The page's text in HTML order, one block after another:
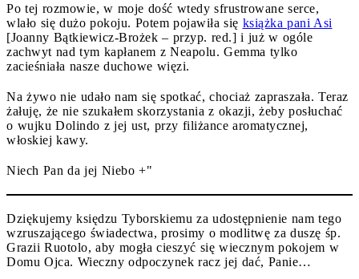
Po tej rozmowie, w moje dość wtedy sfrustrowane serce,
wlało się dużo pokoju. Potem pojawiła się książka pani Asi
[Joanny Bątkiewicz-Brożek – przyp. red.] i już w ogóle
zachwyt nad tym kapłanem z Neapolu. Gemma tylko
zacieśniała nasze duchowe więzi.
Na żywo nie udało nam się spotkać, chociaż zapraszała. Teraz
żałuję, że nie szukałem skorzystania z okazji, żeby posłuchać
o wujku Dolindo z jej ust, przy filiżance aromatycznej,
włoskiej kawy.
Niech Pan da jej Niebo +"
Dziękujemy księdzu Tyborskiemu za udostępnienie nam tego
wzruszającego świadectwa, prosimy o modlitwę za duszę śp.
Grazii Ruotolo, aby mogła cieszyć się wiecznym pokojem w
Domu Ojca. Wieczny odpoczynek racz jej dać, Panie…